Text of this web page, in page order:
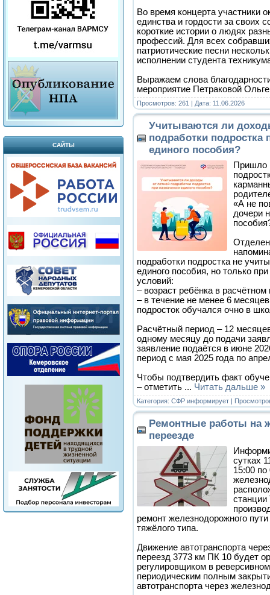
САЙТЫ
Во время концерта участники
единства и гордости за своих
короткие истории о людях
профессий. Для всех
патриотические песни
исполнении студента
Выражаем слова
мероприятие Петраковой
Просмотров: 261 | Дата: 11.06.2026
Учитываются ли
подработки подростка
единого пособия?
Пришло
«А не
дочери
подработки подростка не
единого пособия, но только
условий:
– возраст ребёнка в
– в течение не менее 6
подросток обучался очно в
Расчётный период – 12
одному месяцу до подачи
заявление подаётся в июне
период с мая 2025 года по
Чтобы подтвердить факт
– отметить ... Читать дальше »
Категория: СФР информирует |
Ремонтные работы на
переезде
сутках
15:00 по
станции
ремонт железнодорожного
тяжёлого типа.
Движение автотранспорта
переезд 3773 км ПК 10 будет
регулировщиком в
периодическим полным
автотранспорта через